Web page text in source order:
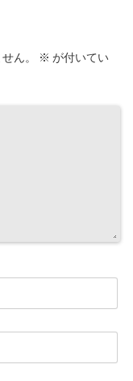
運ブ
開
ん。 ※ が付いてい